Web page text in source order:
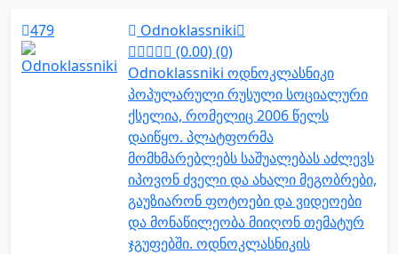
479
Odnoklassniki
(0.00) (0)
Odnoklassniki ოდნოკლასნიკი
პოპულარული რუსული სოციალური
ქსელია, რომელიც 2006 წელს
დაიწყო. პლატფორმა
მომხმარებლებს საშუალებას აძლევს
იპოვონ ძველი და ახალი მეგობრები,
გაუზიარონ ფოტოები და ვიდეოები
და მონაწილეობა მიიღონ თემატურ
ჯგუფებში. ოდნოკლასნიკის